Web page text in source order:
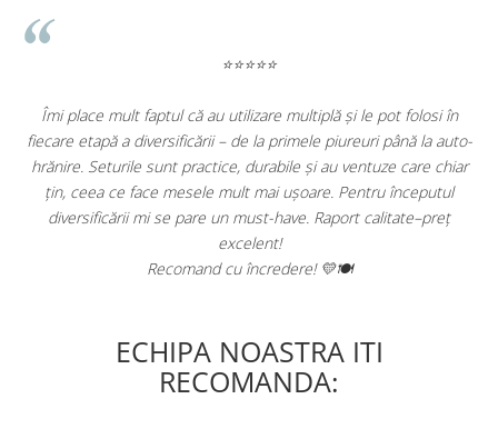
⭐⭐⭐⭐⭐
Îmi place mult faptul că au utilizare multiplă și le pot folosi în
fiecare etapă a diversificării – de la primele piureuri până la auto-
hrănire. Seturile sunt practice, durabile și au ventuze care chiar
țin, ceea ce face mesele mult mai ușoare. Pentru începutul
diversificării mi se pare un must-have. Raport calitate–preț
excelent!
Recomand cu încredere! 💛🍽️
ECHIPA NOASTRA ITI
RECOMANDA: